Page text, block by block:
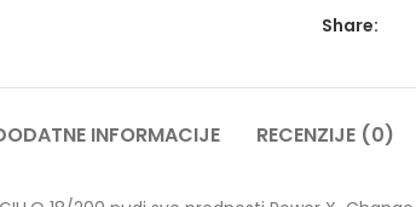
Share:
INFORMACIJE RECENZIJE (0)